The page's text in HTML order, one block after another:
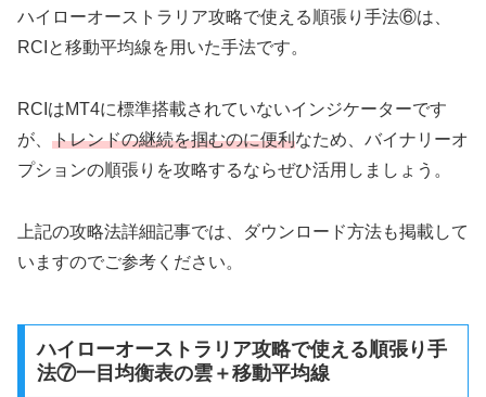
ハイローオーストラリア攻略で使える順張り手法⑥は、
RCIと移動平均線を用いた手法です。
RCIはMT4に標準搭載されていないインジケーターです
が、 トレンドの継続を掴むのに便利なため、バイナリーオ
プションの順張りを攻略するならぜひ活用しましょう。
上記の攻略法詳細記事では、ダウンロード方法も掲載して
いますのでご参考ください。
ハイローオーストラリア攻略で使える順張り手
法⑦一目均衡表の雲＋移動平均線